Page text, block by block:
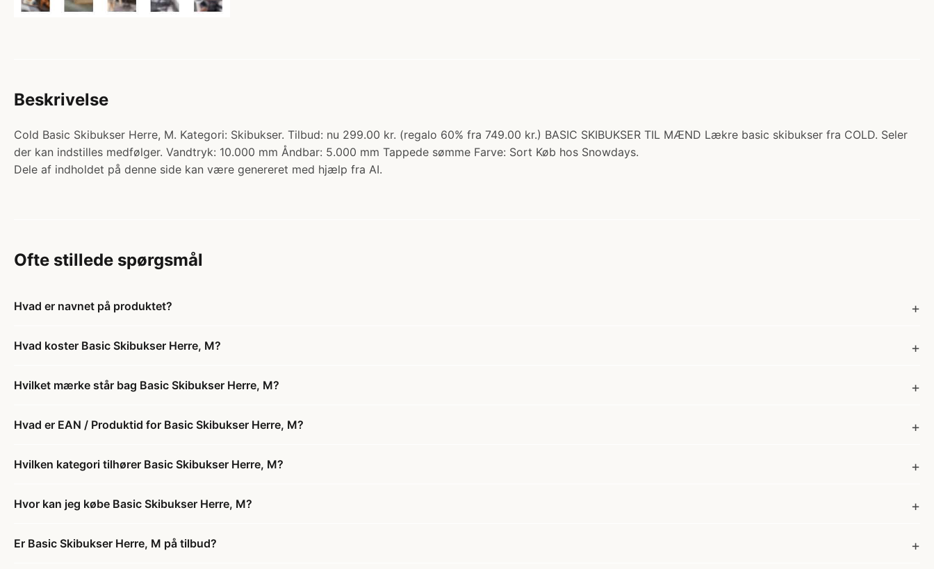
Beskrivelse
Cold Basic Skibukser Herre, M. Kategori: Skibukser. Tilbud: nu 299.00 kr. (regalo 60% fra 749.00 kr.) BASIC SKIBUKSER TIL MÆND Lækre basic skibukser fra COLD. Seler
der kan indstilles medfølger. Vandtryk: 10.000 mm Åndbar: 5.000 mm Tappede sømme Farve: Sort Køb hos Snowdays.
Dele af indholdet på denne side kan være genereret med hjælp fra AI.
Ofte stillede spørgsmål
Hvad er navnet på produktet?
Hvad koster Basic Skibukser Herre, M?
Hvilket mærke står bag Basic Skibukser Herre, M?
Hvad er EAN / Produktid for Basic Skibukser Herre, M?
Hvilken kategori tilhører Basic Skibukser Herre, M?
Hvor kan jeg købe Basic Skibukser Herre, M?
Er Basic Skibukser Herre, M på tilbud?